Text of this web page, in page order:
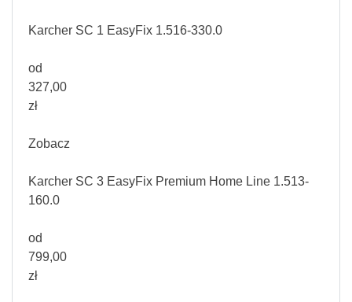
Karcher SC 1 EasyFix 1.516-330.0
od
327,00
zł
Zobacz
Karcher SC 3 EasyFix Premium Home Line 1.513-
160.0
od
799,00
zł